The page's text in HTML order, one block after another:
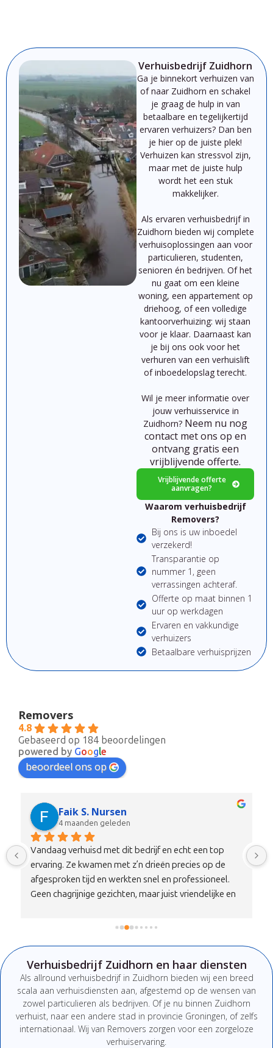
Verhuisbedrijf Zuidhorn
Ga je binnekort verhuizen van
of naar Zuidhorn en schakel
je graag de hulp in van
betaalbare en tegelijkertijd
ervaren verhuizers? Dan ben
je hier op de juiste plek!
Verhuizen kan stressvol zijn,
maar met de juiste hulp
wordt het een stuk
makkelijker.
Als ervaren verhuisbedrijfin
Zuidhorn bieden wij complete
verhuisoplossingen aan voor
particulieren, studenten,
senioren én bedrijven. Ofhet
nu gaat om een kleine
woning, een appartement op
driehoog, ofeen volledige
kantoorverhuizing: wij staan
voor je klaar. Daarnaast kan
je bij ons ook voor het
verhuren van een verhuislift
of inboedelopslag terecht.
Wil je meer informatie over
jouw verhuisservice in
Zuidhorn? Neem nu nog
contact met ons op en
ontvang gratis een
vrijblijvende offerte.
Vrijblijvende offerte
aanvragen?
Waarom verhuisbedrijf
Removers?
Bij ons is uw inboedel
verzekerd!
Transparantie op
nummer 1, geen
verrassingen achteraf.
Offerte op maat binnen 1
uur op werkdagen
Ervaren en vakkundige
verhuizers
Betaalbare verhuisprijzen
Removers
4.8
Gebaseerd op 184 beoordelingen
powered by Google
beoordeel ons op
Faik S. Nursen
4 maanden geleden
Vandaag verhuisd met dit bedrijf en echt een top
ervaring. Ze kwamen met z’n drieën precies op de
afgesproken tijd en werkten snel en professioneel.
Geen chagrijnige gezichten, maar juist vriendelijke en
zorgvuldig en met aandacht vervoerd, zonder
je hier absoluut goed. Zeker een bedrijf om te
onthouden en aan te bevelen!
Verhuisbedrijf Zuidhorn en haar diensten
Als allround verhuisbedrijf in Zuidhorn bieden wij een breed
scala aan verhuisdiensten aan, afgestemd op de wensen van
zowel particulieren als bedrijven. Of je nu binnen Zuidhorn
verhuist, naar een andere stad in provincie Groningen, of zelfs
internationaal. Wij van Removers zorgen voor een zorgeloze
verhuiservaring.